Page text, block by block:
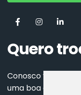
Quero
Conosco você
uma boa